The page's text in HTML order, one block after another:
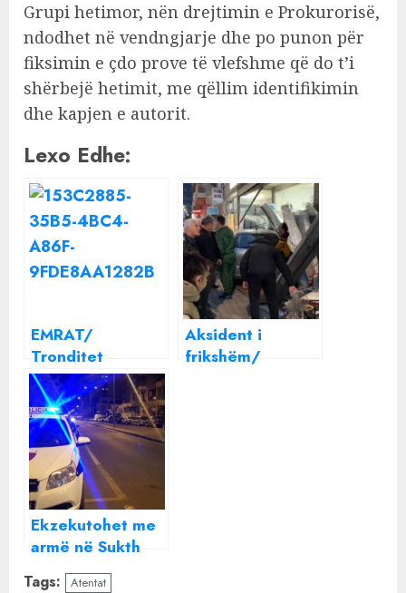
Grupi hetimor, nën drejtimin e Prokurorisë,
ndodhet në vendngjarje dhe po punon për
fiksimin e çdo prove të vlefshme që do t’i
shërbejë hetimit, me qëllim identifikimin
dhe kapjen e autorit.
Lexo Edhe:
EMRAT/
Tronditet
Elbasani, 37
vjeçari vret me
thikë
bashkëjetuesen,
policia vihet në
kërkim të
Aksident i
frikshëm/
Ekzekutohet me
armë në Sukth
Fatjon Dervishi
Tags: Atentat